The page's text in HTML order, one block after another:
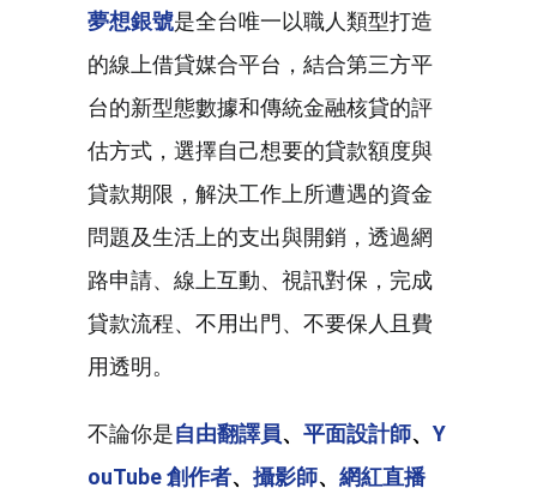
夢想銀號是全台唯一以職人類型打造
的線上借貸媒合平台，結合第三方平
台的新型態數據和傳統金融核貸的評
估方式，選擇自己想要的貸款額度與
貸款期限，解決工作上所遭遇的資金
問題及生活上的支出與開銷，透過網
路申請、線上互動、視訊對保，完成
貸款流程、不用出門、不要保人且費
用透明。
不論你是自由翻譯員、 平面設計師、 Y
ouTube 創作者、 攝影師、 網紅直播